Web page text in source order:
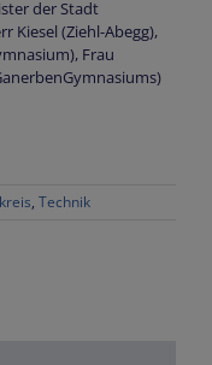
der Stadt
Kiesel (Ziehl-Abegg),
Frau
, Technik